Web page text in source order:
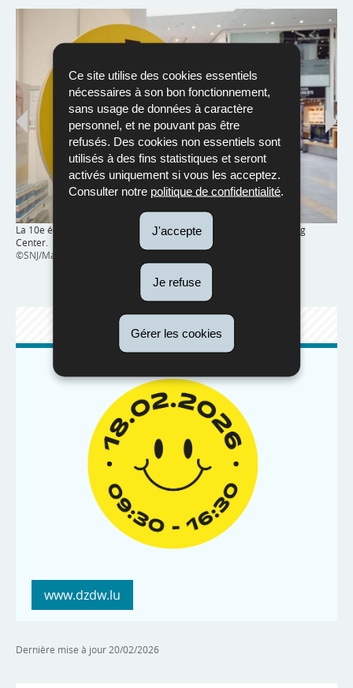
Ce site utilise des cookies essentiels
nécessaires à son bon fonctionnement,
sans usage de données à caractère
personnel, et ne pouvant pas être
refusés. Des cookies non essentiels sont
utilisés à des fins statistiques et seront
activés uniquement si vous les acceptez.
Consulter notre politique de confidentialité
J'accepte
Je refuse
Gérer les cookies
La 10e édition de l’Infobourse s’est tenue au Belval Plaza Shopping
Center.
©SNJ/Mathilde Magne
SITE WEB
www.dzdw.lu
Dernière mise à jour20/02/2026